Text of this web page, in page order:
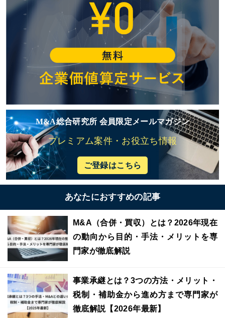
M&A総合研究所 会員限定メールマガジン
プレミアム案件・お役立ち情報
ご登録はこちら
あなたにおすすめの記事
M&A（合併・買収）とは？2026年現在
の動向から目的・手法・メリットを専
門家が徹底解説
事業承継とは？3つの方法・メリット・
税制・補助金から進め方まで専門家が
徹底解説【2026年最新】